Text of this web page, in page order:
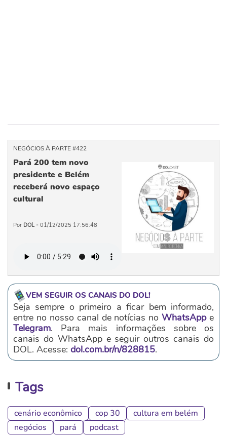
NEGÓCIOS À PARTE #422
Pará 200 tem novo
presidente e Belém
receberá novo espaço
cultural
Por DOL - 01/12/2025 17:56:48
VEM SEGUIR OS CANAIS DO DOL!
Seja sempre o primeiro a ficar bem informado,
entre no nosso canal de notícias noWhatsAppe
Telegram. Para mais informações sobre os
canais do WhatsApp e seguir outros canais do
DOL. Acesse: dol.com.br/n/828815.
Tags
cenário econômico cop 30
cultura em belém
negócios
pará podcast